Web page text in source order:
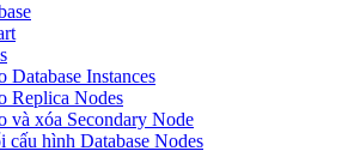
Database Instances
Replica Nodes
và xóa Secondary Node
cấu hình Database Nodes